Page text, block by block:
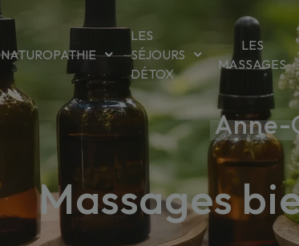
NATUROPATHIE
LES
SÉJOURS
DÉTOX
LES
MASSAGES
Anne-
Massages